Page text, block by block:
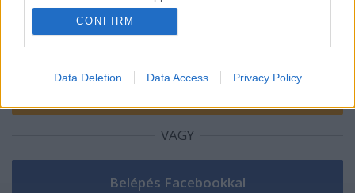
I want to allow Google to enable storage
related to functionality of the website or app.
I want to allow Google to enable storage
related to security, including authentication
functionality and fraud prevention, and other
user protection.
CONFIRM
Data Deletion Data Access Privacy Policy
VAGY